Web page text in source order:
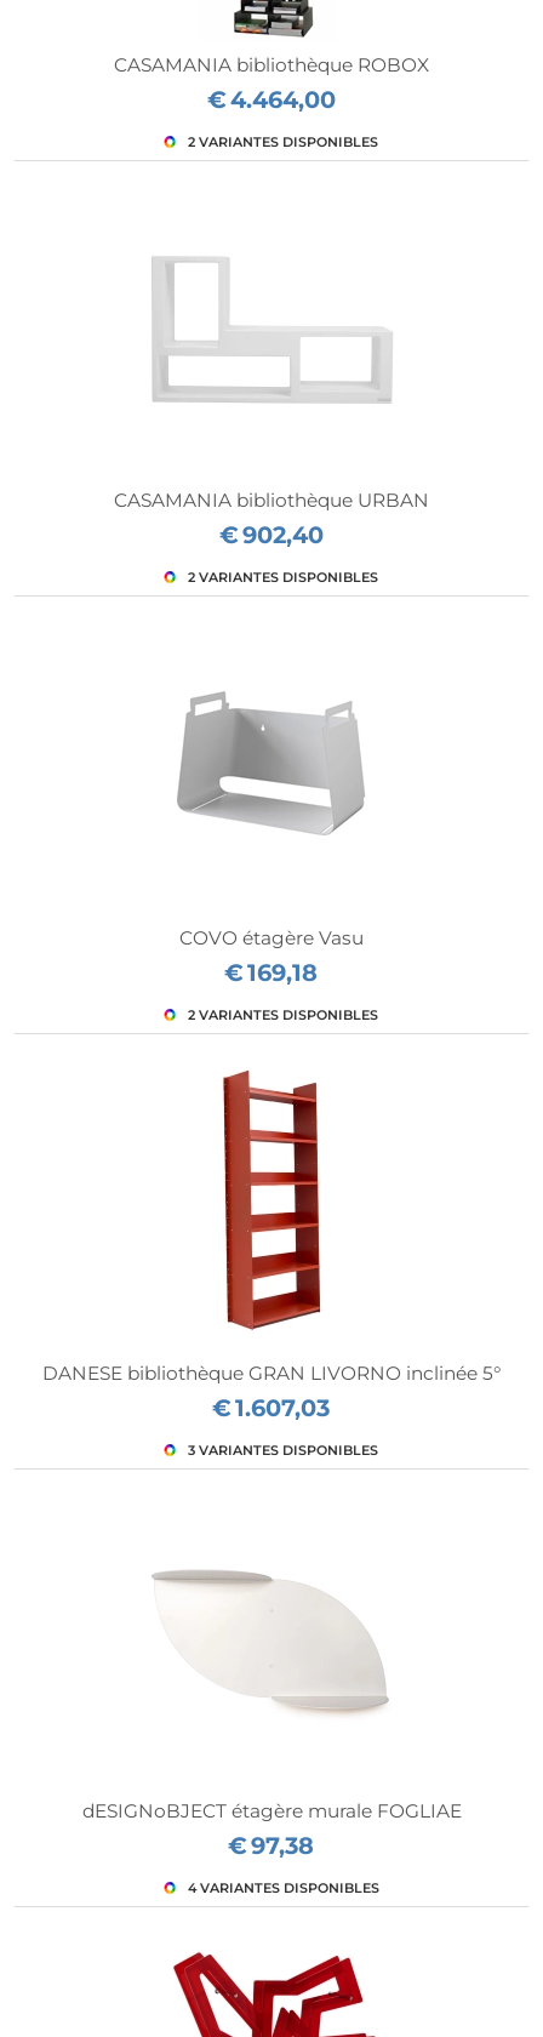
CASAMANIA bibliothèque ROBOX
€4.464,00
CASAMANIA bibliothèque URBAN
€902,40
COVO étagère Vasu
€169,18
DANESE bibliothèque GRAN LIVORNO inclinée 5°
€1.607,03
dESIGNoBJECT étagère murale FOGLIAE
€97,38